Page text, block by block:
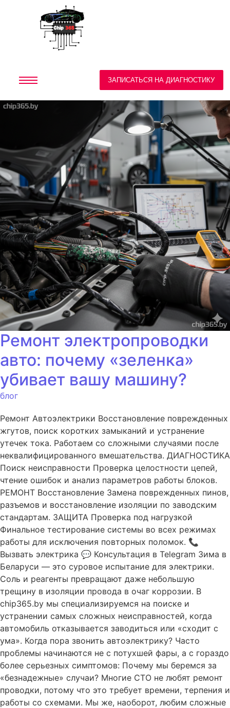
ЗАПИСАТЬСЯ НА ДИАГНОСТИКУ
Ремонт электропроводки
авто: почему «зеленка»
убивает вашу машину?
блог
Ремонт Автоэлектрики Восстановление поврежденных
жгутов, поиск коротких замыканий и устранение
утечек тока. Работаем со сложными случаями после
неквалифицированного вмешательства. ДИАГНОСТИКА
Поиск неисправности Проверка целостности цепей,
чтение ошибок и анализ параметров работы блоков.
РЕМОНТ Восстановление Замена поврежденных пинов,
разъемов и восстановление изоляции по заводским
стандартам. ЗАЩИТА Проверка под нагрузкой
Финальное тестирование системы во всех режимах
работы для исключения повторных поломок. 📞
Вызвать электрика 💬 Консультация в Telegram Зима в
Беларуси — это суровое испытание для электрики.
Соль и реагенты превращают даже небольшую
трещину в изоляции провода в очаг коррозии. В
chip365.by мы специализируемся на поиске и
устранении самых сложных неисправностей, когда
автомобиль отказывается заводиться или «сходит с
ума». Когда пора звонить автоэлектрику? Часто
проблемы начинаются не с потухшей фары, а с гораздо
более серьезных симптомов: Почему мы беремся за
«безнадежные» случаи? Многие СТО не любят ремонт
проводки, потому что это требует времени, терпения и
работы со схемами. Мы же, наоборот, любим сложные